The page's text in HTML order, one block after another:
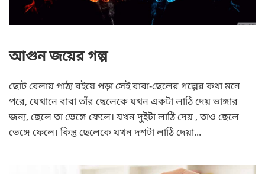
আগুন জয়ের গল্প
ছোট বেলায় পাঠ্য বইয়ে পড়া সেই বাবা-ছেলের গল্পের কথা মনে
পরে, যেখানে বাবা তাঁর ছেলেকে যখন একটা লাঠি দেয় ভাঙ্গার
জন্য, ছেলে তা ভেঙ্গে ফেলে। যখন দুইটা লাঠি দেয় , তাও ছেলে
ভেঙ্গে ফেলে। কিন্তু ছেলেকে যখন দশটা লাঠি দেয়া...